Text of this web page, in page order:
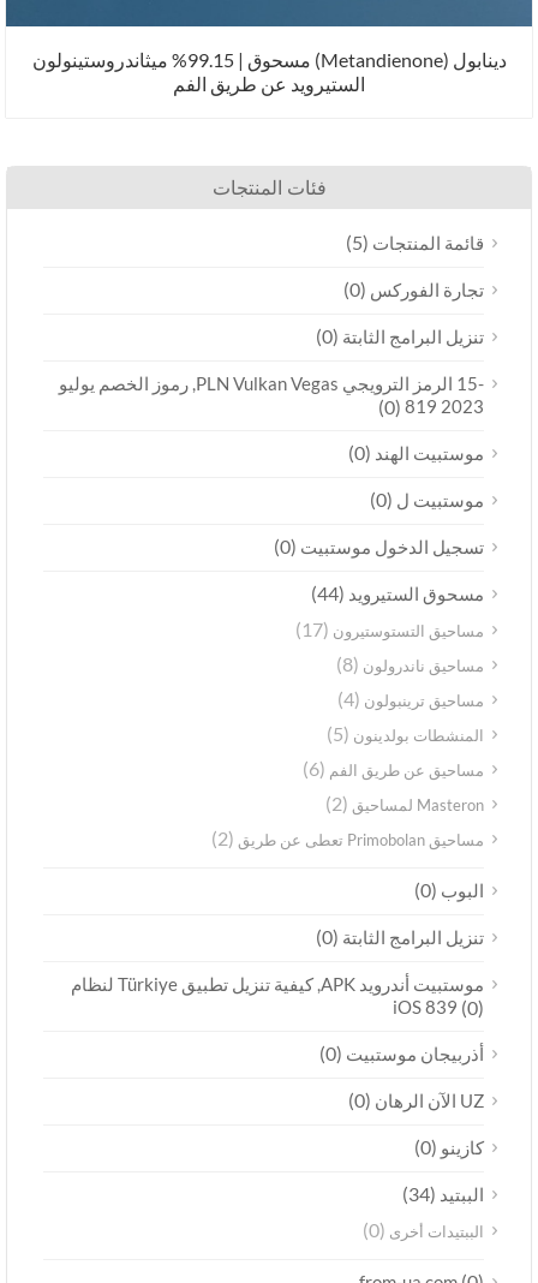
دينابول (Metandienone) مسحوق | 99.15% ميثاندروستينولون
الستيرويد عن طريق الفم
فئات المنتجات
قائمة المنتجات(5)
تجارة الفوركس(0)
تنزيل البرامج الثابتة(0)
-15 الرمز الترويجي PLN Vulkan Vegas, رموز الخصم يوليو
2023 819
(0)
موستبيت الهند(0)
موستبيت ل (0)
تسجيل الدخول موستبيت(0)
مسحوق الستيرويد(44)
مساحيق التستوستيرون(17)
مساحيق ناندرولون(8)
مساحيق ترينبولون(4)
المنشطات بولدينون(5)
مساحيق عن طريق الفم(6)
Masteron لمساحيق (2)
مساحيق Primobolan تعطى عن طريق (2)
البوب(0)
تنزيل البرامج الثابتة(0)
موستبيت أندرويد APK, كيفية تنزيل تطبيق Türkiye لنظام
iOS 839(0)
أذربيجان موستبيت(0)
UZ الآن الرهان (0)
كازينو(0)
الببتيد(34)
الببتيدات أخرى (0)